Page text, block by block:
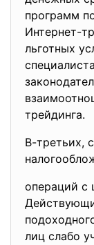
программ
Интернет-
льготных
трейдинга.
В-третьих,
операций с
лиц слабо